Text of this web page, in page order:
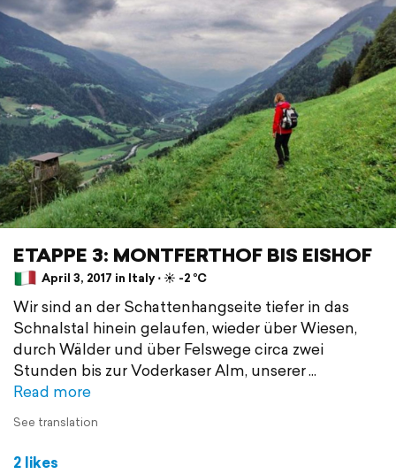
ETAPPE 3: MONTFERTHOF BIS EISHOF
April 3, 2017 in Italy ⋅ ☀️ -2 °C
Wir sind an der Schattenhangseite tiefer in das
Schnalstal hinein gelaufen, wieder über Wiesen,
durch Wälder und über Felswege circa zwei
Stunden bis zur Voderkaser Alm, unserer
Read more
See translation
2 likes